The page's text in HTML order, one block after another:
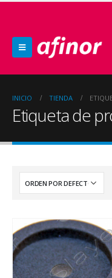
INICIO TIENDA
Etiqueta de